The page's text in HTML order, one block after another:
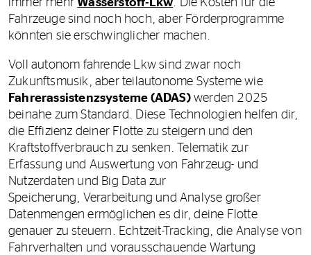
immer mehr Wasserstoff-Lkw. Die Kosten für die
Fahrzeuge sind noch hoch, aber Förderprogramme
könnten sie erschwinglicher machen.
Voll autonom fahrende Lkw sind zwar noch
Zukunftsmusik, aber teilautonome Systeme wie
Fahrerassistenzsysteme (ADAS)werden 2025
beinahe zum Standard. Diese Technologien helfen dir,
die Effizienz deiner Flotte zu steigern und den
Kraftstoffverbrauch zu senken. Telematik zur
Erfassung und Auswertung von Fahrzeug- und
Nutzerdaten und Big Data zur
Speicherung, Verarbeitung und Analyse großer
Datenmengen ermöglichen es dir, deine Flotte
genauer zu steuern. Echtzeit-Tracking, die Analyse von
Fahrverhalten und vorausschauende Wartung